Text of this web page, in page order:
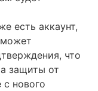
есть аккаунт,
может
что
защиты от
нового